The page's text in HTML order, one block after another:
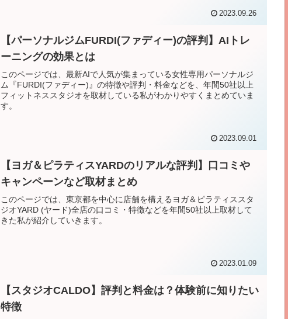
2023.09.26
【パーソナルジムFURDI(ファディー)の評判】AIトレ
ーニングの効果とは
このページでは、最新AIで人気が集まっている女性専用パーソナルジ
ム『FURDI(ファディー)』の特徴や評判・料金などを、年間50社以上
フィットネススタジオを取材している私がわかりやすくまとめていま
す。
2023.09.01
【ヨガ＆ピラティスYARDのリアルな評判】口コミや
キャンペーンなど取材まとめ
このページでは、東京都を中心に店舗を構えるヨガ＆ピラティススタ
ジオYARD (ヤード)全店の口コミ・特徴などを年間50社以上取材して
きた私が紹介していきます。
2023.01.09
【スタジオCALDO】評判と料金は？体験前に知りたい
特徴